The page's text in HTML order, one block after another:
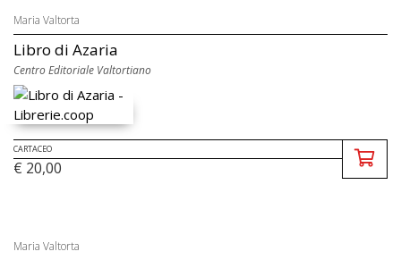
Maria Valtorta
Libro di Azaria
Centro Editoriale Valtortiano
CARTACEO
€ 20,00
Maria Valtorta